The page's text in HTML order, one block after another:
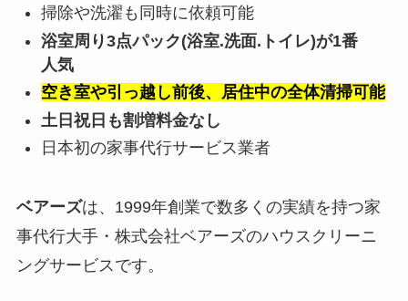
掃除や洗濯も同時に依頼可能
浴室周り3点パック(浴室.洗面.トイレ)が1番
人気
空き室や引っ越し前後、居住中の全体清掃可能
土日祝日も割増料金なし
日本初の家事代行サービス業者
ベアーズは、1999年創業で数多くの実績を持つ家
事代行大手・株式会社ベアーズのハウスクリーニ
ングサービスです。